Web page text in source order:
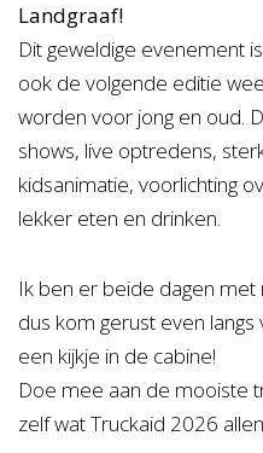
Landgraaf!
Dit geweldige evenement
ook de volgende editie
worden voor jong en oud.
shows, live optredens,
kidsanimatie, voorlichting
lekker eten en drinken.
Ik ben er beide dagen
dus kom gerust even
een kijkje in de cabine!
Doe mee aan de mooiste
zelf wat Truckaid 2026